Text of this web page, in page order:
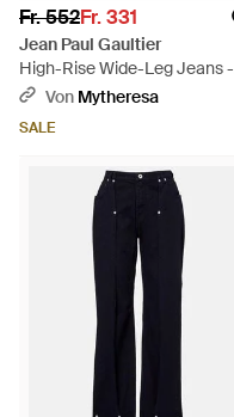
Fr. 552Fr. 331
Jean Paul Gaultier
High-Rise Wide-Leg Jeans -
BlauVon Mytheresa
SALE